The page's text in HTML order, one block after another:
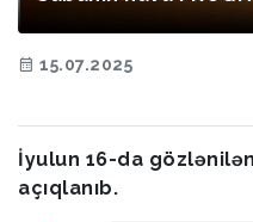
15.07.2025
İyulun 16-da
açıqlanıb.